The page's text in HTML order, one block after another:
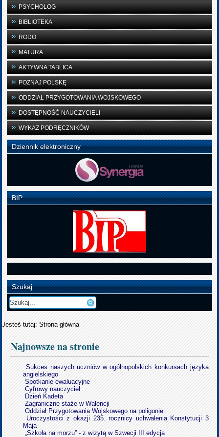
PSYCHOLOG
BIBLIOTEKA
RODO
MATURA
AKTYWNA TABLICA
POZNAJ POLSKĘ
ODDZIAŁ PRZYGOTOWANIA WOJSKOWEGO
DOSTĘPNOŚĆ NAUCZYCIELI
WYKAZ PODRĘCZNIKÓW
Dziennik elektroniczny
BIP
Szukaj
Jesteś tutaj:Strona główna
Najnowsze na stronie
Sukces naszych uczniów w ogólnopolskich konkursach języka
angielskiego
Spotkanie ewaluacyjne
Cyfrowy nauczyciel
Dzień Kadeta
Zagraniczne staże w Walencji
Oddział Przygotowania Wojskowego na poligonie
Uroczystości z okazji 235. rocznicy uchwalenia Konstytucji 3
Maja
„Szkoła na morzu” - z wizytą w Szwecji III edycja